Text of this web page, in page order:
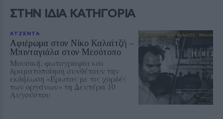
ΣΤΗΝ ΙΔΙΑ ΚΑΤΗΓΟΡΙΑ
ΑΤΖΕΝΤΑ
Αφιέρωμα στον Νίκο Καλαϊτζή –
Μπινταγιάλα στον Μεσότοπο
Μουσική, φωτογραφία και
δραματοποίηση συνθέτουν την
εκδήλωση «Έρωτας με τις χορδές
των οργάνων» τη Δευτέρα 10
Αυγούστου